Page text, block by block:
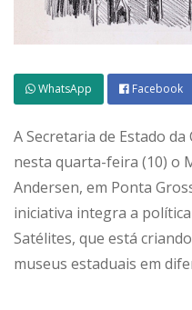
WhatsApp Facebook
A Secretaria de Estado
nesta quarta-feira (10) o
Andersen, em Ponta
iniciativa integra a
Satélites, que está
museus estaduais em